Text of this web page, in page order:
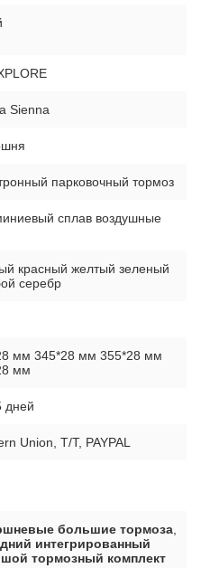
Sienna
парковочный тормоз
сплав воздушные
красный желтый зеленый
серебр
мм 345*28 мм 355*28 мм
мм
дней
Union, T/T, PAYPAL
большие тормоза
интегрированный
тормозный комплект